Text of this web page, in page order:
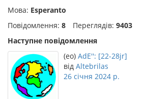
Мова: Esperanto
Повідомлення: 8 Переглядів: 9403
Наступне повідомлення
(eo) AdE'': [22-28jr]
від Altebrilas
26 січня 2024 р.